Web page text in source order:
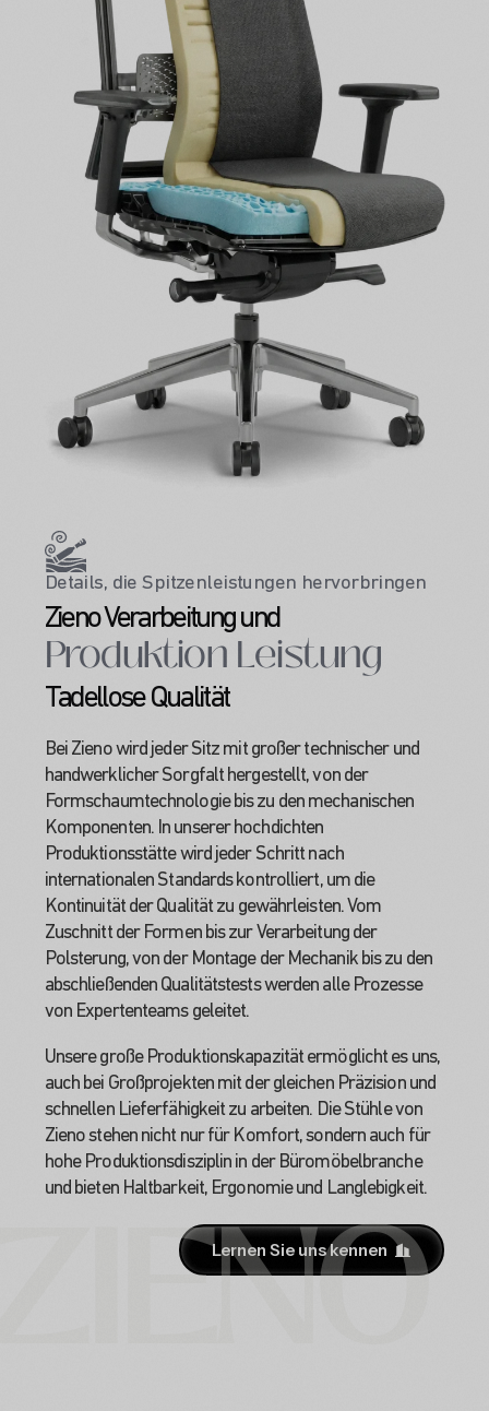
Details, die Spitzenleistungen hervorbringen
Zieno Verarbeitung und
Produktion Leistung
Tadellose Qualität
Bei Zieno wird jeder Sitz mit großer technischer und
handwerklicher Sorgfalt hergestellt, von der
Formschaumtechnologie bis zu den mechanischen
Komponenten. In unserer hochdichten
Produktionsstätte wird jeder Schritt nach
internationalen Standards kontrolliert, um die
Kontinuität der Qualität zu gewährleisten. Vom
Zuschnitt der Formen bis zur Verarbeitung der
Polsterung, von der Montage der Mechanik bis zu den
abschließenden Qualitätstests werden alle Prozesse
von Expertenteams geleitet.
Unsere große Produktionskapazität ermöglicht es uns,
auch bei Großprojekten mit der gleichen Präzision und
schnellen Lieferfähigkeit zu arbeiten. Die Stühle von
Zieno stehen nicht nur für Komfort, sondern auch für
hohe Produktionsdisziplin in der Büromöbelbranche
und bieten Haltbarkeit, Ergonomie und Langlebigkeit.
Lernen Sie uns kennen